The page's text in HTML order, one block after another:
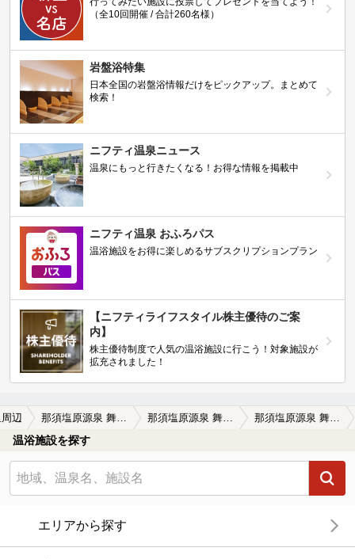
（全10回開催 / 合計260名様）
岩盤浴特集
日本全国の岩盤浴情報だけをピックアップ。まとめて
検索！
ニフティ温泉ニュース
温泉にもっと行きたくなる！お得な情報を掲載中
ニフティ温泉 おふろパス
温浴施設をお得に楽しめるサブスクリプションプラン
【ニフティライフスタイル株主優待のご案
内】
株主優待制度で人気の温浴施設に行こう！対象施設が
拡充されました！
辺 那須塩原源泉 舞姫の湯（閉館しました）の口コミ 那須の温泉運搬（千葉 印旛村）
温浴施設を探す
エリアから探す